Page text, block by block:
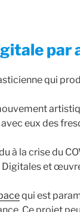
par
qui
eux des
à la crise du
Digitales et
qui est
Ce projet